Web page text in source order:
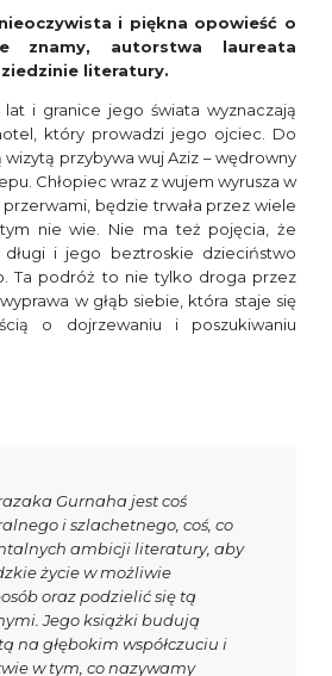
i piękna opowieść o
znamy, autorstwa laureata
literatury.
lat i granice jego świata wyznaczają
który prowadzi jego ojciec. Do
wizytą przybywa wuj Aziz – wędrowny
Chłopiec wraz z wujem wyrusza w
będzie trwała przez wiele
nie wie. Nie ma też pojęcia, że
długi i jego beztroskie dzieciństwo
Ta podróż to nie tylko droga przez
w głąb siebie, która staje się
o dojrzewaniu i poszukiwaniu
Gurnaha jest coś
i szlachetnego, coś, co
ambicji literatury, aby
życie w możliwie
oraz podzielić się tą
Jego książki budują
na głębokim współczuciu i
w tym, co nazywamy